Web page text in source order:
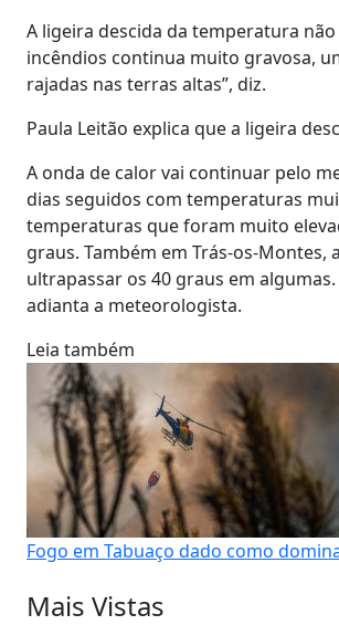
A ligeira descida da temperatura
incêndios continua muito gravosa,
rajadas nas terras altas”, diz.
Paula Leitão explica que a ligeira
A onda de calor vai continuar pelo
dias seguidos com temperaturas
temperaturas que foram muito
graus. Também em Trás-os-
ultrapassar os 40 graus em
adianta a meteorologista.
Leia também
Fogo em Tabuaço dado como
Mais Vistas